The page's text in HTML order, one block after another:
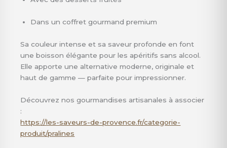
Dans un coffret gourmand premium
Sa couleur intense et sa saveur profonde en font
une boisson élégante pour les apéritifs sans alcool.
Elle apporte une alternative moderne, originale et
haut de gamme — parfaite pour impressionner.
Découvrez nos gourmandises artisanales à associer
:
https://les-saveurs-de-provence.fr/categorie-
produit/pralines